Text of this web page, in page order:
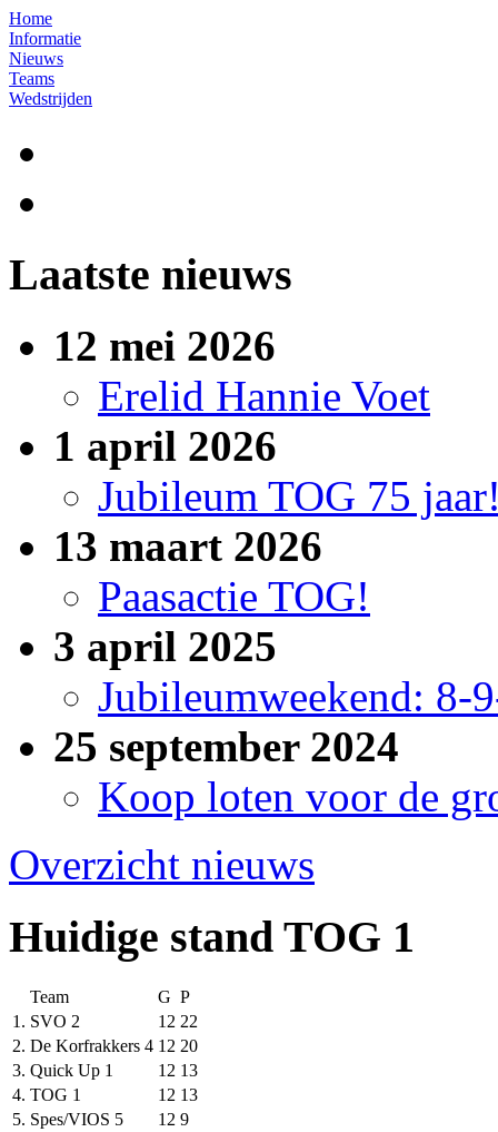
Home
Informatie
Nieuws
Teams
Wedstrijden
Laatste nieuws
12 mei 2026
Erelid Hannie Voet
1 april 2026
Jubileum TOG 75
13 maart 2026
Paasactie TOG!
3 april 2025
Jubileumweekend: 8-
25 september 2024
Koop loten voor de
Overzicht nieuws
Huidige stand TOG 1
Team G P
1. SVO 2 12 22
2. De Korfrakkers 4 12 20
3. Quick Up 1 12 13
4. TOG 1 12 13
5. Spes/VIOS 5 12 9